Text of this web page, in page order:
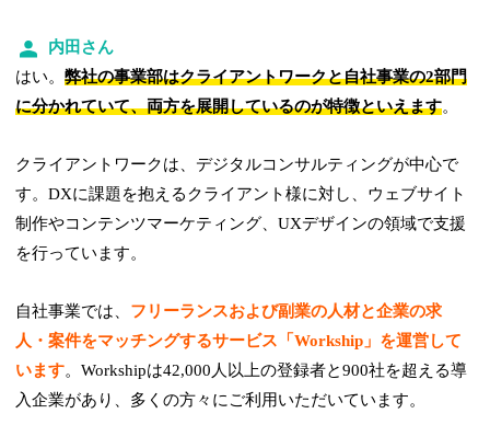
内田さん
はい。弊社の事業部はクライアントワークと自社事業の2部門
に分かれていて、両方を展開しているのが特徴といえます。
クライアントワークは、デジタルコンサルティングが中心で
す。DXに課題を抱えるクライアント様に対し、ウェブサイト
制作やコンテンツマーケティング、UXデザインの領域で支援
を行っています。
自社事業では、 フリーランスおよび副業の人材と企業の求
人・案件をマッチングするサービス「Workship」を運営して
います。Workshipは42,000人以上の登録者と900社を超える導
入企業があり、多くの方々にご利用いただいています。